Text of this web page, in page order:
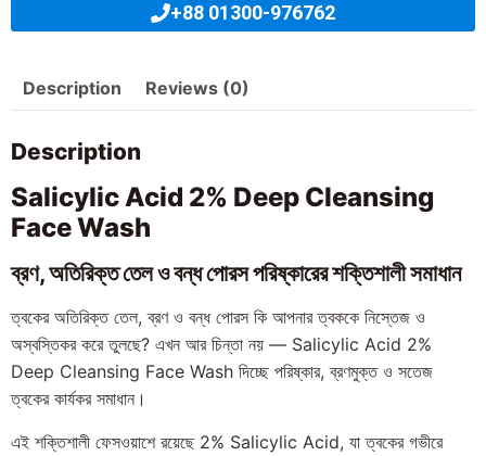
+88 01300-976762
Description Reviews (0)
Description
Salicylic Acid 2% Deep Cleansing
Face Wash
ব্রণ, অতিরিক্ত তেল ও বন্ধ পোরস পরিষ্কারের শক্তিশালী সমাধান
ত্বকের অতিরিক্ত তেল, ব্রণ ও বন্ধ পোরস কি আপনার ত্বককে নিস্তেজ ও
অস্বস্তিকর করে তুলছে? এখন আর চিন্তা নয় — Salicylic Acid 2%
Deep Cleansing Face Wash দিচ্ছে পরিষ্কার, ব্রণমুক্ত ও সতেজ
ত্বকের কার্যকর সমাধান।
এই শক্তিশালী ফেসওয়াশে রয়েছে 2% Salicylic Acid, যা ত্বকের গভীরে